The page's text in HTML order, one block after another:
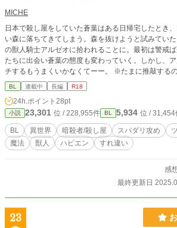
MICHE
日本で殺し屋をしていた蒼葉はある日帰宅したとき
い森に落ちてきてしまう。森を抜けようと試みてい
の獣人騎士アルゼオに拾われることに。最初は警戒
たちに出会い蒼葉の態度も変わっていく。しかし、
チするもうまくいかなくてーー。 ※たまに推敲するので気づいたら文や名前な
どが変わっていることがあります。
BL 連載中 長編 R18
24h.ポイント 28pt
小説 23,301 位 / 228,955件 BL 5,934 位 / 31,454
BL 異世界 暗殺者/殺し屋 スパダリ攻め
魔法
獣人 ハピエン すれ違い
感
最終更新日
23